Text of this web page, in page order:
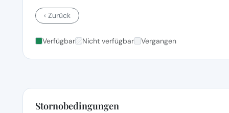
‹ Zurück
Verfügbar Nicht verfügbar Vergangen
Stornobedingungen